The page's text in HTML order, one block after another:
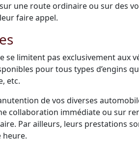
une route ordinaire ou sur des
faire appel.
limitent pas exclusivement aux
pour tous types d’engins
etc.
de vos diverses
collaboration immédiate ou sur
Par ailleurs, leurs prestations
heure.